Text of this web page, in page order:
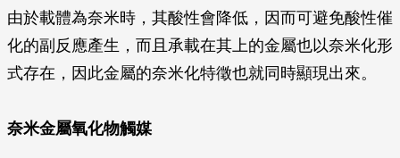
由於載體為奈米時，其酸性會降低，因而可避免酸性催
化的副反應產生，而且承載在其上的金屬也以奈米化形
式存在，因此金屬的奈米化特徵也就同時顯現出來。
奈米金屬氧化物觸媒